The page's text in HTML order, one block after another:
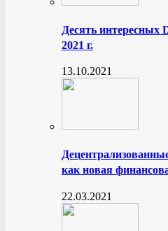
Десять интересных
2021 г.
13.10.2021
как новая
22.03.2021